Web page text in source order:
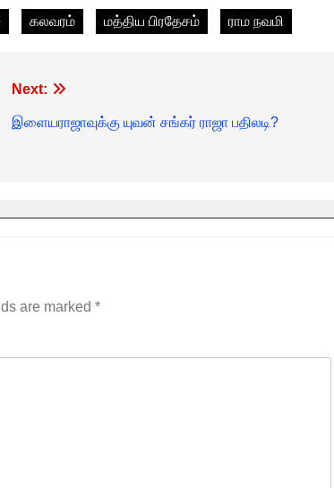
கலவரம் மத்திய பிரதேசம் ராம நவமி
Next:
இளையராஜாவுக்கு யுவன் சங்கர் ராஜா பதிலடி?
are marked *